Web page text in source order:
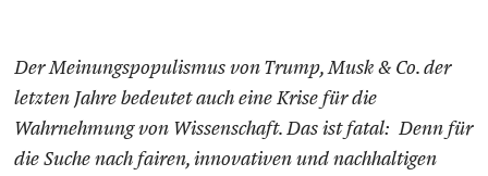
Der Meinungspopulismus von Trump, Musk & Co. der
letzten Jahre bedeutet auch eine Krise für die
Wahrnehmung von Wissenschaft. Das ist fatal: Denn für
die Suche nach fairen, innovativen und nachhaltigen